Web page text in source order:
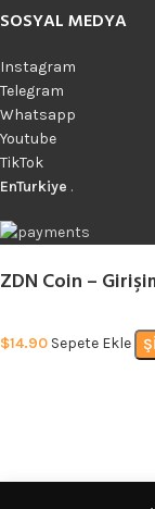
SOSYAL MEDYA
Instagram
Telegram
Whatsapp
Youtube
TikTok
EnTurkiye .
ZDN Coin –
$14.90 Sepete Ekle